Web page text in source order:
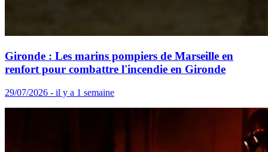
Gironde : Les marins pompiers de Marseille en
renfort pour combattre l'incendie en Gironde
29/07/2026 - il y a 1 semaine